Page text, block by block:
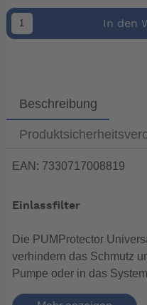
In den
Beschreibung
EAN: 7330717008819
Einlassfilter
Die PUMProtector
verhindern das Schmutz
Pumpe oder in das
für eine einfache